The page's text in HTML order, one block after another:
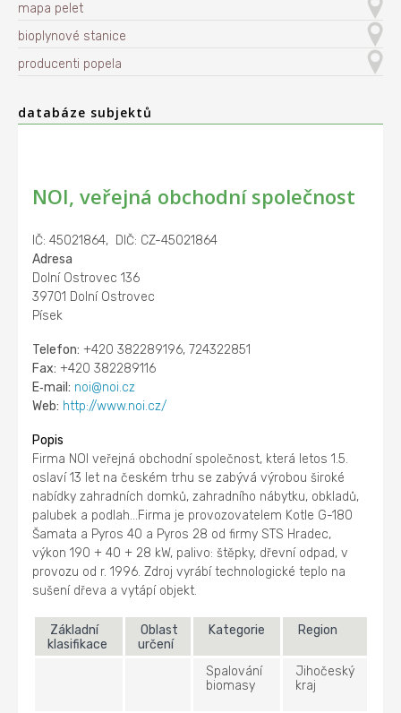
mapa pelet
bioplynové stanice
producenti popela
databáze subjektů
NOI, veřejná obchodní společnost
IČ: 45021864, DIČ: CZ-45021864
Adresa
Dolní Ostrovec 136
39701 Dolní Ostrovec
Písek
Telefon: +420 382289196, 724322851
Fax: +420 382289116
E‑mail: noi@noi.cz
Web: http://www.noi.cz/
Popis
Firma NOI veřejná obchodní společnost, která letos 1.5.
oslaví 13 let na českém trhu se zabývá výrobou široké
nabídky zahradních domků, zahradního nábytku, obkladů,
palubek a podlah...Firma je provozovatelem Kotle G-180
Šamata a Pyros 40 a Pyros 28 od firmy STS Hradec,
výkon 190 + 40 + 28 kW, palivo: štěpky, dřevní odpad, v
provozu od r. 1996. Zdroj vyrábí technologické teplo na
sušení dřeva a vytápí objekt.
Základní
klasifikace
Oblast
určení
Kategorie Region
Spalování
biomasy
Jihočeský
kraj